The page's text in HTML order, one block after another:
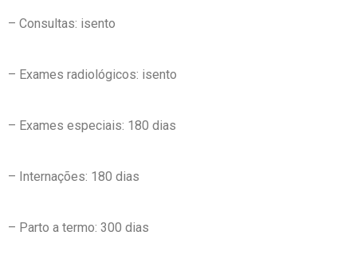
– Consultas: isento
– Exames radiológicos: isento
– Exames especiais: 180 dias
– Internações: 180 dias
– Parto a termo: 300 dias